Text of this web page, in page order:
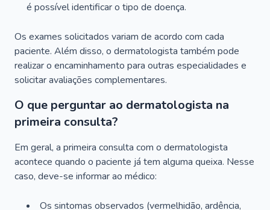
é possível identificar o tipo de doença.
Os exames solicitados variam de acordo com cada
paciente. Além disso, o dermatologista também pode
realizar o encaminhamento para outras especialidades e
solicitar avaliações complementares.
O que perguntar ao dermatologista na
primeira consulta?
Em geral, a primeira consulta com o dermatologista
acontece quando o paciente já tem alguma queixa. Nesse
caso, deve-se informar ao médico:
Os sintomas observados (vermelhidão, ardência,